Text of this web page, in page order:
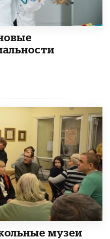
музеи